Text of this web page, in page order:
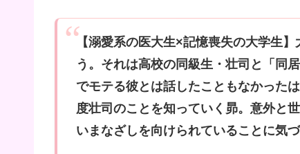
【溺愛系の医大生×記憶喪失の大学生
う。それは高校の同級生・壮司と「同
でモテる彼とは話したこともなかっ
度壮司のことを知っていく昴。意外と
いまなざしを向けられていることに気